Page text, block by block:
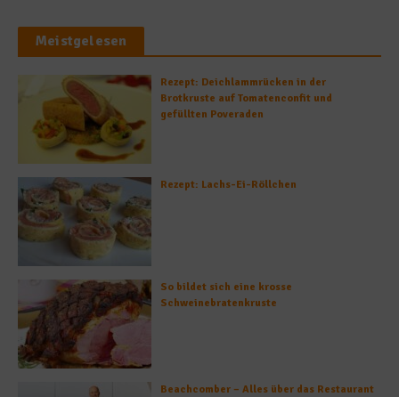
Meistgelesen
Rezept: Deichlammrücken in der
Brotkruste auf Tomatenconfit und
gefüllten Poveraden
Rezept: Lachs-Ei-Röllchen
So bildet sich eine krosse
Schweinebratenkruste
Beachcomber – Alles über das Restaurant